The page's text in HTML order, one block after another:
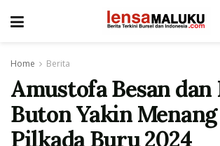
Home Berita
Amustofa Besan dan
Buton Yakin
Pilkada Buru 2024